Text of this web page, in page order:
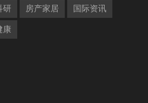
研 房产家居 国际资讯
康